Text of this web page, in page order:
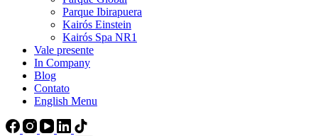
Parque Ibirapuera
Kairós Einstein
Kairós Spa NR1
Vale presente
In Company
Blog
Contato
English Menu